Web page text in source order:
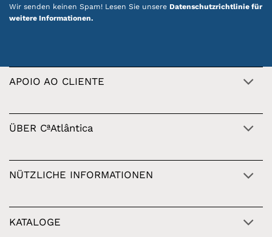
Wir senden keinen Spam! Lesen Sie unsere Datenschutzrichtlinie für
weitere Informationen.
APOIO AO CLIENTE
ÜBER CªAtlântica
NÜTZLICHE INFORMATIONEN
KATALOGE